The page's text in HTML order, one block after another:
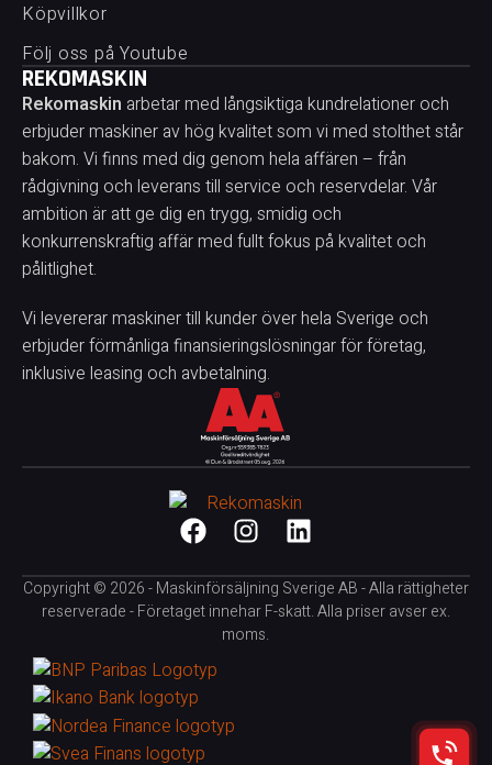
Köpvillkor
Följ oss på Youtube
REKOMASKIN
Rekomaskin arbetar med långsiktiga kundrelationer och
erbjuder maskiner av hög kvalitet som vi med stolthet står
bakom. Vi finns med dig genom hela affären – från
rådgivning och leverans till service och reservdelar. Vår
ambition är att ge dig en trygg, smidig och
konkurrenskraftig affär med fullt fokus på kvalitet och
pålitlighet.
Vi levererar maskiner till kunder över hela Sverige och
erbjuder förmånliga finansieringslösningar för företag,
inklusive leasing och avbetalning.
Copyright © 2026 - Maskinförsäljning Sverige AB - Alla rättigheter
reserverade - Företaget innehar F-skatt. Alla priser avser ex.
moms.